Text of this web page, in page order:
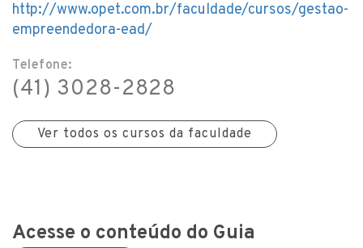
http://www.opet.com.br/faculdade/cursos/gestao-
empreendedora-ead/
Telefone:
(41) 3028-2828
Ver todos os cursos da faculdade
Acesse o conteúdo do Guia